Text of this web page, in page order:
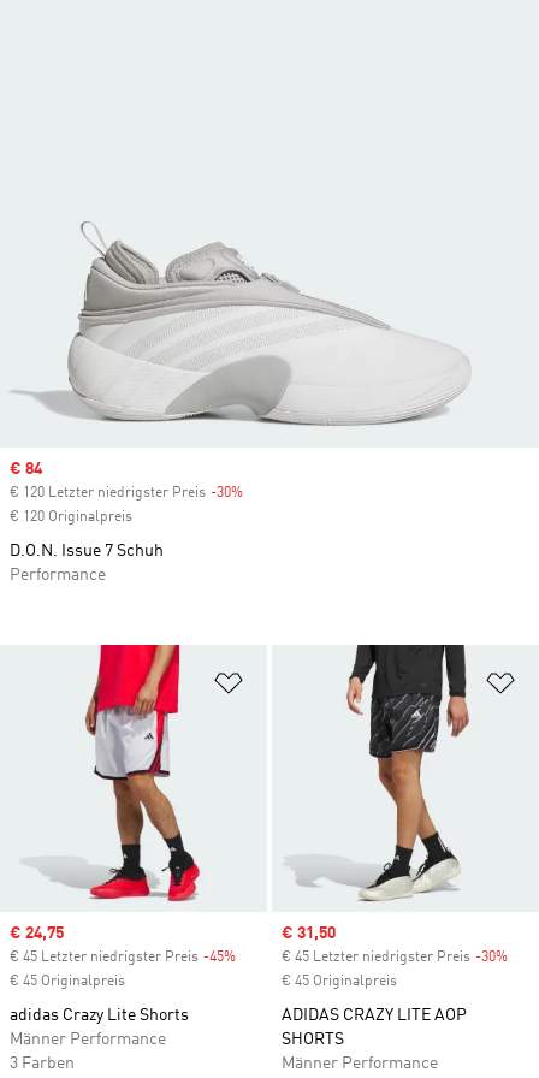
Zur Wunschliste hinzufügen
Sale price
€ 24,75
€ 45 Letzter niedrigster Preis -45% Discount
€ 45 Originalpreis
adidas Crazy Lite Shorts
Männer Performance
3 Farben
Sale price
€ 31,50
€ 45 Letzter niedrigster Preis -30%
€ 45 Originalpreis
ADIDAS CRAZY LITE AOP
SHORTS
Männer Performance
Sale price
€ 84
€ 120 Letzter niedrigster Preis -30%
€ 120 Originalpreis
D.O.N. Issue 7 Schuh
Performance